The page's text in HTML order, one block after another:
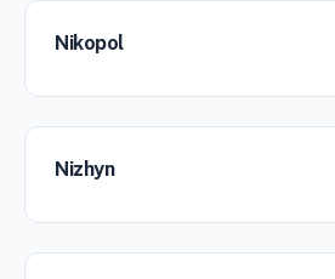
Nikopol
Nizhyn